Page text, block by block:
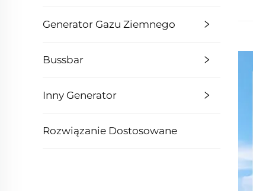
Generator Gazu Ziemnego
Bussbar
Inny Generator
Rozwiązanie Dostosowane